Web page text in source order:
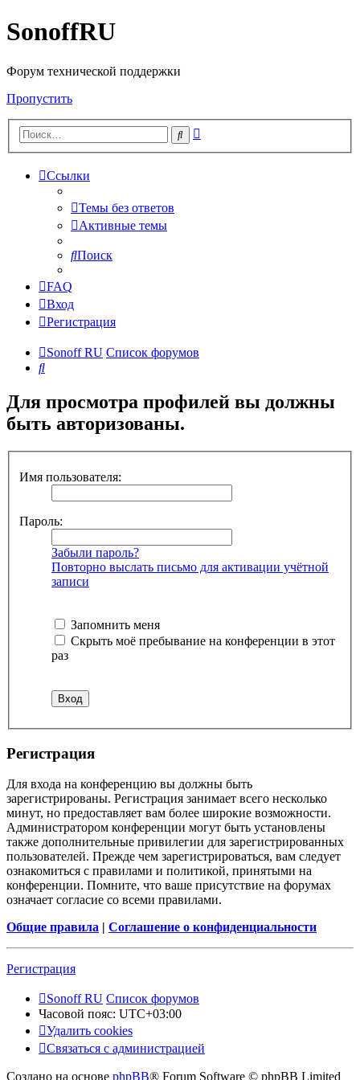
SonoffRU
Форум технической поддержки
Пропустить
Поиск
Ссылки
Темы без ответов
Активные темы
Поиск
FAQ
Вход
Регистрация
Sonoff RU Список форумов
Поиск
Для просмотра профилей вы должны
быть авторизованы.
Имя пользователя:
Пароль:
Забыли пароль?
Повторно выслать письмо для активации учётной
записи
Запомнить меня
Скрыть моё пребывание на конференции в этот
раз
Регистрация
Для входа на конференцию вы должны быть
зарегистрированы. Регистрация занимает всего несколько
минут, но предоставляет вам более широкие возможности.
Администратором конференции могут быть установлены
также дополнительные привилегии для зарегистрированных
пользователей. Прежде чем зарегистрироваться, вам следует
ознакомиться с правилами и политикой, принятыми на
конференции. Помните, что ваше присутствие на форумах
означает согласие со всеми правилами.
Общие правила | Соглашение о конфиденциальности
Регистрация
Sonoff RU Список форумов
Часовой пояс: UTC+03:00
Удалить cookies
Связаться с администрацией
Создано на основе phpBB® Forum Software © phpBB Limited